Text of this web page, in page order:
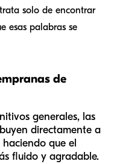
solo de encontrar
esas palabras se
de
generales, las
directamente a
que el
fluido y agradable.